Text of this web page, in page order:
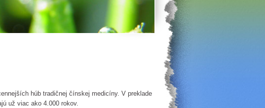
húb tradičnej čínskej medicíny. V preklade
už viac ako 4.000 rokov.